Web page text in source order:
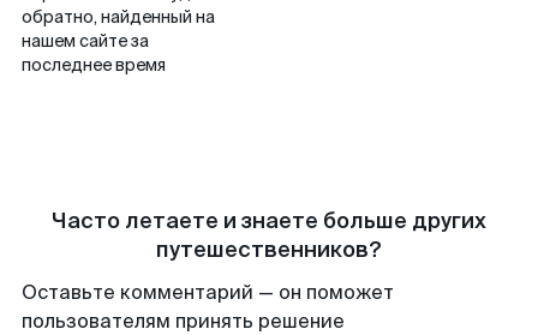
обратно, найденный на
нашем сайте за
последнее время
Часто летаете и знаете больше других
путешественников?
Оставьте комментарий — он поможет
пользователям принять решение